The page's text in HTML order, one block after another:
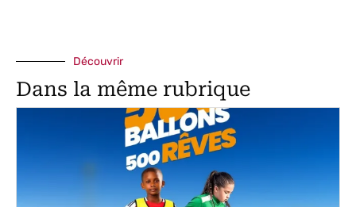
Découvrir
Dans la même rubrique